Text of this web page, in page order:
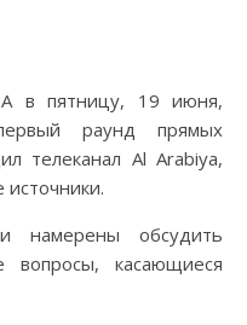
в пятницу, 19 июня,
раунд прямых
телеканал Al Arabiya,
намерены обсудить
вопросы, касающиеся